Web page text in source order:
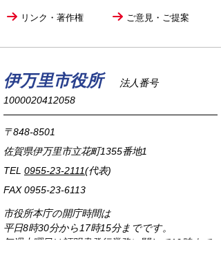
リンク・著作権 ご意見・ご提案
伊万里市役所
法人番号
1000020412058
〒848-8501
佐賀県伊万里市立花町1355番地1
TEL 0955-23-2111(代表)
FAX 0955-23-6113
市役所本庁の開庁時間は
平日8時30分から17時15分までです。
毎週火曜日は証明書発行業務に関して19時まで